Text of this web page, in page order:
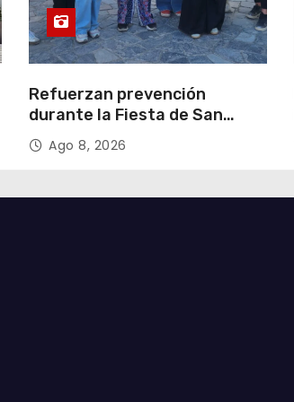
Refuerzan prevención
durante la Fiesta de San
Lorenzo
Ago 8, 2026